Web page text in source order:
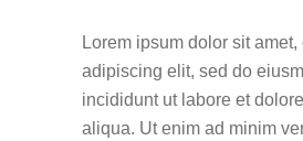
Lorem ipsum dolor sit
adipiscing elit, sed do
incididunt ut labore et
aliqua. Ut enim ad minim